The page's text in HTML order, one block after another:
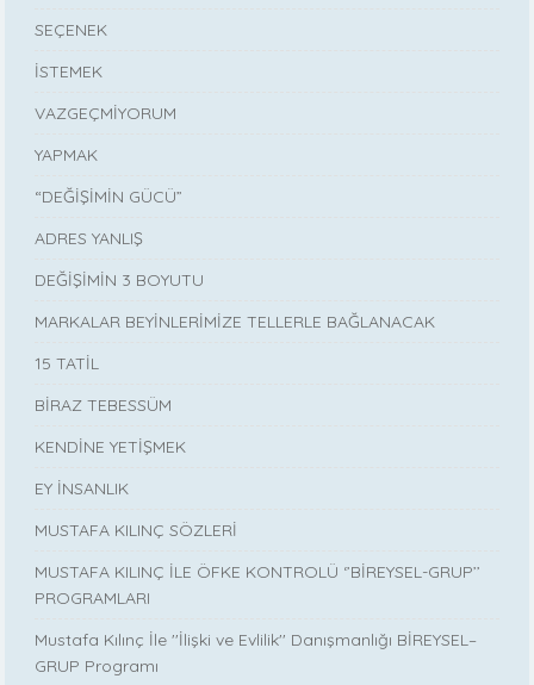
SEÇENEK
İSTEMEK
VAZGEÇMİYORUM
YAPMAK
“DEĞİŞİMİN GÜCÜ”
ADRES YANLIŞ
DEĞİŞİMİN 3 BOYUTU
MARKALAR BEYİNLERİMİZE TELLERLE BAĞLANACAK
15 TATİL
BİRAZ TEBESSÜM
KENDİNE YETİŞMEK
EY İNSANLIK
MUSTAFA KILINÇ SÖZLERİ
MUSTAFA KILINÇ İLE ÖFKE KONTROLÜ ‘’BİREYSEL-GRUP’’
PROGRAMLARI
Mustafa Kılınç İle ''İlişki ve Evlilik'' Danışmanlığı BİREYSEL–
GRUP Programı